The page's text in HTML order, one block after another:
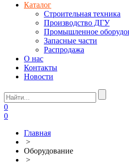
Каталог
Строительная техника
Производство ДГУ
Промышленное
Запасные части
Распродажа
О нас
Контакты
Новости
0
0
Главная
>
Оборудование
>